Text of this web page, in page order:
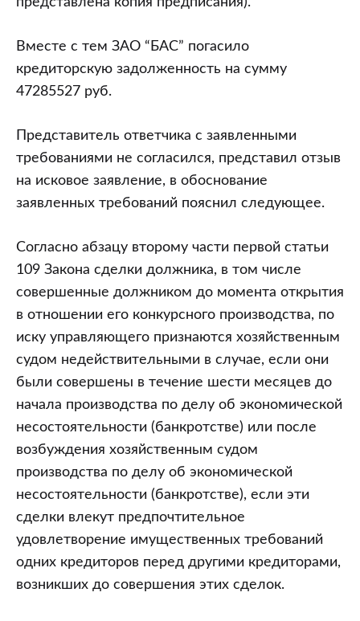
Вместе с тем ЗАО “БАС” погасило
кредиторскую задолженность на сумму
47285527 руб.
Представитель ответчика с заявленными
требованиями не согласился, представил отзыв
на исковое заявление, в обоснование
заявленных требований пояснил следующее.
Согласно абзацу второму части первой статьи
109 Закона сделки должника, в том числе
совершенные должником до момента открытия
в отношении его конкурсного производства, по
иску управляющего признаются хозяйственным
судом недействительными в случае, если они
были совершены в течение шести месяцев до
начала производства по делу об экономической
несостоятельности (банкротстве) или после
возбуждения хозяйственным судом
производства по делу об экономической
несостоятельности (банкротстве), если эти
сделки влекут предпочтительное
удовлетворение имущественных требований
одних кредиторов перед другими кредиторами,
возникших до совершения этих сделок.